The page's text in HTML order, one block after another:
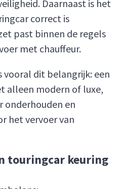
Daarnaast is het
correct is
past binnen de regels
met chauffeur.
vooral dit belangrijk: een
alleen modern of luxe,
onderhouden en
het vervoer van
touringcar keuring